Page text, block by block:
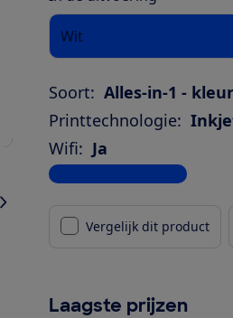
Wit
Soort: Alles-in-1 - kleur
Printtechnologie:
Wifi: Ja
Bekijk alle specificaties
Vergelijk dit product
Laagste prijzen